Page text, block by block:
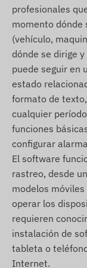
Nueva
Omán,
Polonia,
Nieves, Santa
Serbia,
Sri Lanka,
Islas Turcas y
Unidos,
Servicios,
(GPS,
propietario
ayuda de
posición a
profesionales
momento dónde
(vehículo,
dónde se dirige
puede seguir en
estado
formato de
cualquier
funciones
configurar
El software
rastreo, desde
modelos
operar los
requieren
instalación de
tableta o
Internet.